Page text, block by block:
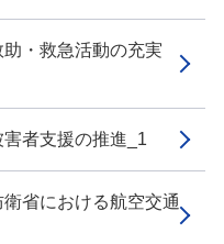
・救急活動の充実
者支援の推進_1
省における航空交通